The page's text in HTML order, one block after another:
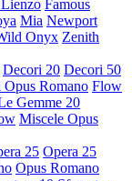
Famous
Mia Newport
Onyx Zenith
Decori 20 Decori 50
Opus Romano Flow
Gemme 20
Miscele Opus
25 Opera 25
Opus Romano